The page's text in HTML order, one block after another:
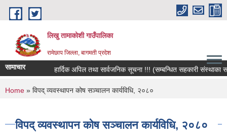
Skip to main content
लिखु तामाकोशी गाउँपालिका
रामेछाप जिल्ला, बागमती प्रदेश
सामाचार हार्दिक अपिल तथा सार्वजनिक सूचना !!! (सम्बन्धित सहकारी संस्थाका
You are here
Home » विपद् व्यवस्थापन कोष सञ्चालन कार्यविधि, २०८०
विपद् व्यवस्थापन कोष सञ्चालन कार्यविधि, २०८०